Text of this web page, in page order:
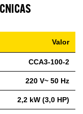
Valor
CCA3-100-2
220 V~ 50 Hz
2,2 kW (3,0 HP)